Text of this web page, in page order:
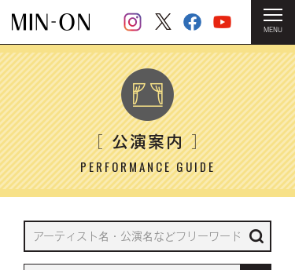
MENU
HOME ＞ 公演案内
［公演案内］
PERFORMANCE GUIDE